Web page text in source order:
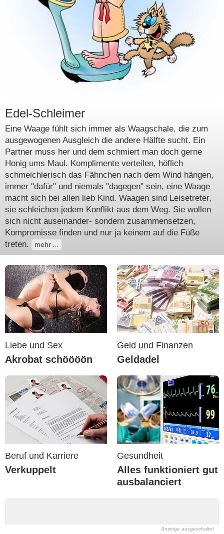
Edel-Schleimer
Eine Waage fühlt sich immer als Waagschale, die zum
ausgewogenen Ausgleich die andere Hälfte sucht. Ein
Partner muss her und dem schmiert man doch gerne
Honig ums Maul. Komplimente verteilen, höflich
schmeichlerisch das Fähnchen nach dem Wind hängen,
immer "dafür" und niemals "dagegen" sein, eine Waage
macht sich bei allen lieb Kind. Waagen sind Leisetreter,
sie schleichen jedem Konflikt aus dem Weg. Sie wollen
sich nicht auseinander- sondern zusammensetzen,
Kompromisse finden und nur ja keinem auf die Füße
treten.
mehr
Liebe und Sex
Akrobat schöööön
Geld und Finanzen
Geldadel
Beruf und Karriere
Verkuppelt
Gesundheit
Alles funktioniert gut
ausbalanciert
Anzeige ausgeschaltet